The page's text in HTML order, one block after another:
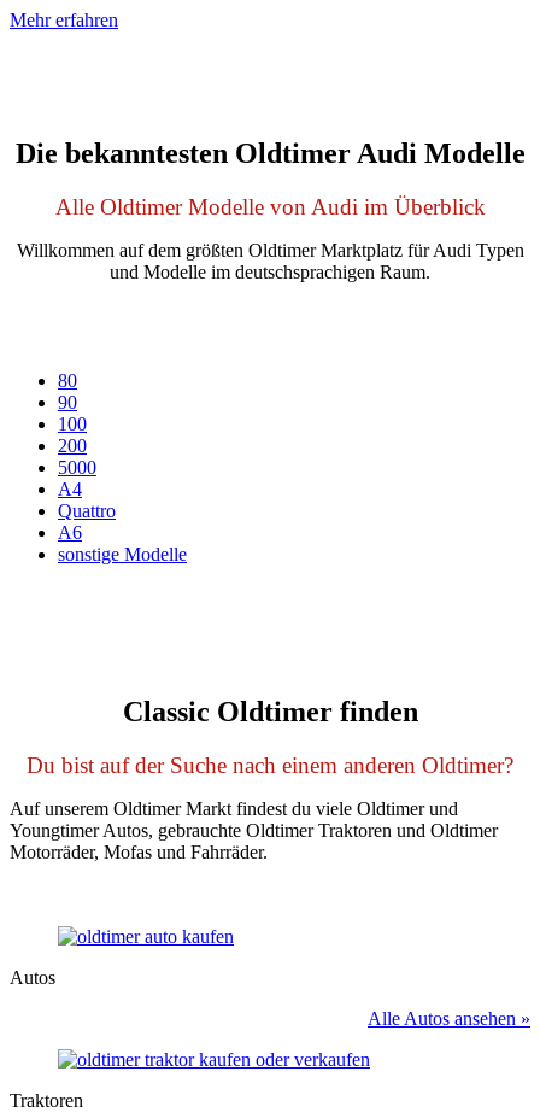
Mehr erfahren
Die bekanntesten Oldtimer Audi Modelle
Alle Oldtimer Modelle von Audi im Überblick
Willkommen auf dem größten Oldtimer Marktplatz für Audi Typen
und Modelle im deutschsprachigen Raum.
80
90
100
200
5000
A4
Quattro
A6
sonstige Modelle
Classic Oldtimer finden
Du bist auf der Suche nach einem anderen Oldtimer?
Auf unserem Oldtimer Markt findest du viele Oldtimer und
Youngtimer Autos, gebrauchte Oldtimer Traktoren und Oldtimer
Motorräder, Mofas und Fahrräder.
Autos
Alle Autos ansehen »
Traktoren